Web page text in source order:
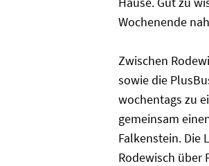
Wochenende
Zwischen
sowie die
wochentags zu
gemeinsam
Falkenstein. Die
Rodewisch über